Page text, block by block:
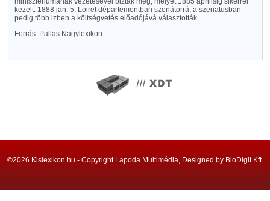
kezelt. 1888 jan. 5. Loiret départementban szenátorrá, a szenatusban
pedig több izben a költségvetés előadójává választották.
Forrás: Pallas Nagylexikon
©2026 Kislexikon.hu - Copyright Lapoda Multimédia, Designed by BioDigit Kft.